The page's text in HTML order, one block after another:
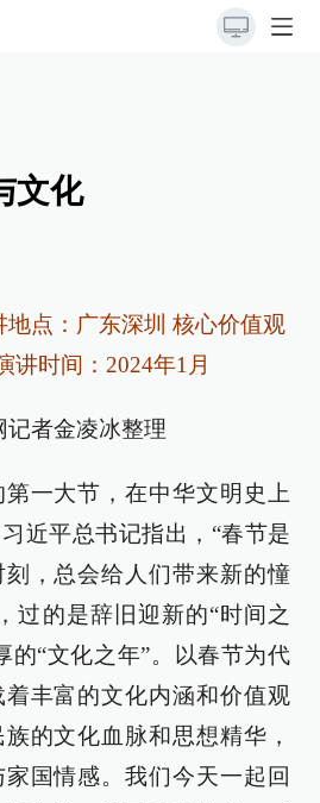
文化
点：广东深圳 核心价值观
讲时间：2024年1月
记者金凌冰整理
一大节，在中华文明史上
近平总书记指出，“春节是
，总会给人们带来新的憧
过的是辞旧迎新的“时间之
的“文化之年”。以春节为代
丰富的文化内涵和价值观
的文化血脉和思想精华，
国情感。我们今天一起回